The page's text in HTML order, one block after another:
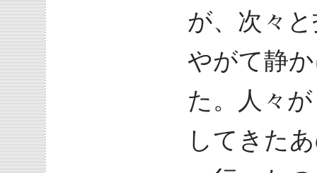
が、次々
やがて静
た。人々
してきた